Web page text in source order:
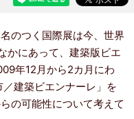
のつく国際展は今、世界
かにあって、建築版ビエ
年12月から2カ月にわ
建築ビエンナーレ」を
の可能性について考えて